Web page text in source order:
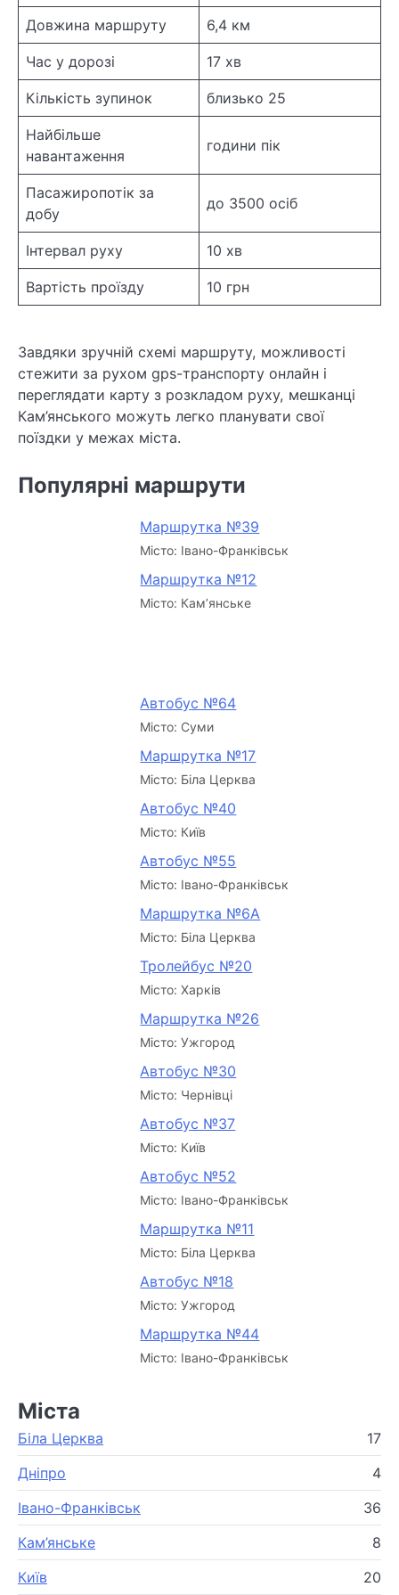
Довжина маршруту 6,4 км
Час у дорозі 17 хв
Кількість зупинок близько 25
Найбільше
навантаження
години пік
Пасажиропотік за
добу
до 3500 осіб
Інтервал руху 10 хв
Вартість проїзду 10 грн
Завдяки зручній схемі маршруту, можливості
стежити за рухом gps-транспорту онлайн і
переглядати карту з розкладом руху, мешканці
Кам’янського можуть легко планувати свої
поїздки у межах міста.
Популярні маршрути
Маршрутка №39
Місто: Івано-Франківськ
Маршрутка №12
Місто: Кам’янське
Автобус №64
Місто: Суми
Маршрутка №17
Місто: Біла Церква
Автобус №40
Місто: Київ
Автобус №55
Місто: Івано-Франківськ
Маршрутка №6А
Місто: Біла Церква
Тролейбус №20
Місто: Харків
Маршрутка №26
Місто: Ужгород
Автобус №30
Місто: Чернівці
Автобус №37
Місто: Київ
Автобус №52
Місто: Івано-Франківськ
Маршрутка №11
Місто: Біла Церква
Автобус №18
Місто: Ужгород
Маршрутка №44
Місто: Івано-Франківськ
Міста
Біла Церква
17
Дніпро
4
Івано-Франківськ
36
Кам’янське
8
Київ
20